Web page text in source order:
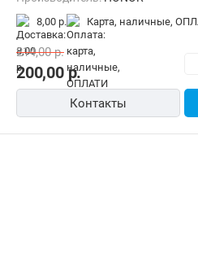
8,00 р. карта, наличные,
200,00р.
214,00р.
Контакты